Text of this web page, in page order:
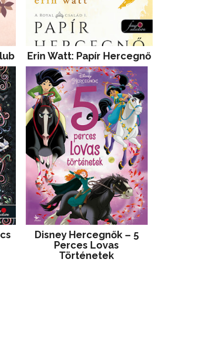
Erin Watt: Papír Hercegnő
Disney ​Hercegnők – 5
Perces Lovas
Történetek